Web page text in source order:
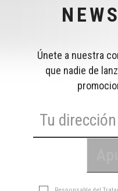
Únete a nuestra
que nadie de